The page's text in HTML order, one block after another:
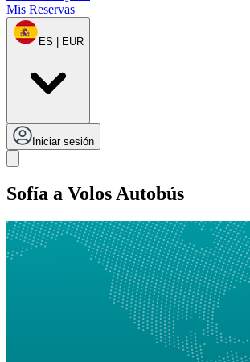
Mis Reservas
ES | EUR
Iniciar sesión
Sofía a Volos Autobús